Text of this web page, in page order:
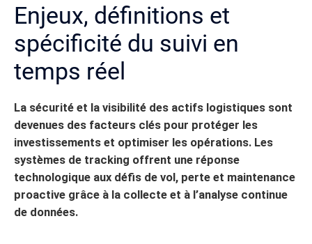
Enjeux, définitions et
spécificité du suivi en
temps réel
La sécurité et la visibilité des actifs logistiques sont
devenues des facteurs clés pour protéger les
investissements et optimiser les opérations. Les
systèmes de tracking offrent une réponse
technologique aux défis de vol, perte et maintenance
proactive grâce à la collecte et à l’analyse continue
de données.